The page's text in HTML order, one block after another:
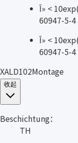
Î» <
60947-5-4
Î» <
60947-5-4
XALD102Montage
收起
Beschichtung：
TH